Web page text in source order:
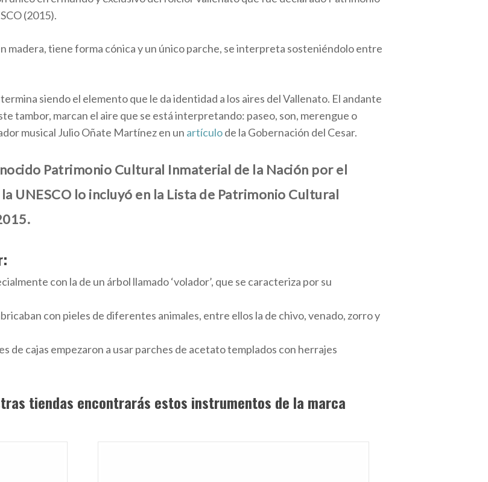
(2015).
tiene forma cónica y un único parche, se interpreta sosteniéndolo entre
siendo el elemento que le da identidad a los aires del Vallenato. El andante
tambor, marcan el aire que se está interpretando: paseo, son, merengue o
musical Julio Oñate Martínez en un artículode la Gobernación del Cesar.
Patrimonio Cultural Inmaterial de la Nación por el
UNESCO lo incluyó en la Lista de Patrimonio Cultural
con la de un árbol llamado ‘volador’, que se caracteriza por su
con pieles de diferentes animales, entre ellos la de chivo, venado, zorro y
de cajas empezaron a usar parches de acetato templados con herrajes
tiendas encontrarás estos instrumentos de la marca